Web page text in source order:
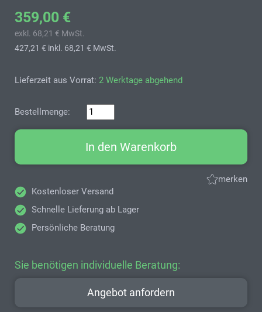
359,00 €
exkl. 68,21 € MwSt.
427,21 € inkl. 68,21 € MwSt.
Lieferzeit aus Vorrat: 2 Werktage abgehend
Bestellmenge:
In den Warenkorb
merken
Kostenloser Versand
Schnelle Lieferung ab Lager
Persönliche Beratung
Sie benötigen individuelle Beratung:
Angebot anfordern